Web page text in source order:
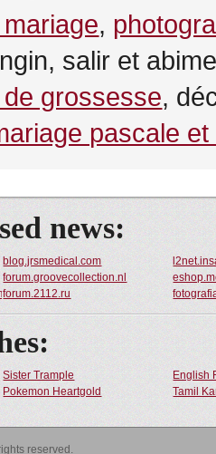
,
salir et
grossesse,
pascale
news:
blog.jrsmedical.com
forum.groovecollection.nl
forum.2112.ru
Sister Trample
English
Pokemon Heartgold Tamil
reserved.